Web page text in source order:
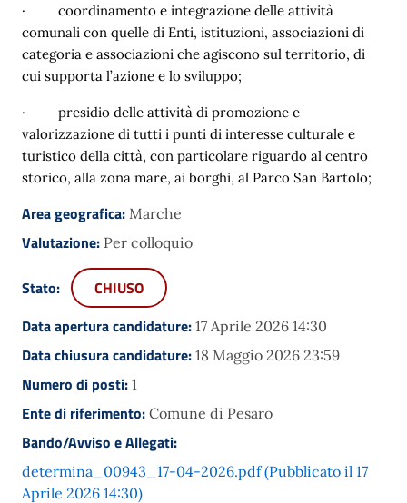
·
coordinamento e integrazione delle attività
comunali con quelle di Enti, istituzioni, associazioni di
categoria e associazioni che agiscono sul territorio, di
cui supporta l’azione e lo sviluppo;
·
presidio delle attività di promozione e
valorizzazione di tutti i punti di interesse culturale e
turistico della città, con particolare riguardo al centro
storico, alla zona mare, ai borghi, al Parco San Bartolo;
Area geografica: Marche
Valutazione: Per colloquio
Stato:
CHIUSO
Data apertura candidature: 17 Aprile 2026 14:30
Data chiusura candidature: 18 Maggio 2026 23:59
Numero di posti: 1
Ente di riferimento: Comune di Pesaro
Bando/Avviso e Allegati:
determina_00943_17-04-2026.pdf (Pubblicato il 17
Aprile 2026 14:30)